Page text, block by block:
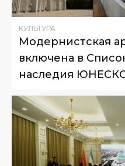
КУЛЬТУРА
Модернистская
включена в
наследия